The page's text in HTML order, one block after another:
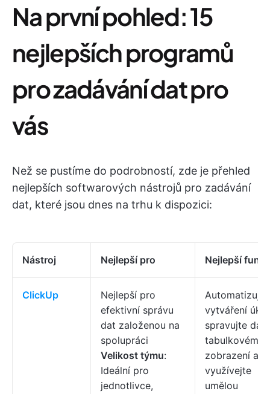
Na první pohled: 15
nejlepších programů
pro zadávání dat pro
vás
Než se pustíme do podrobností, zde je přehled
nejlepších softwarových nástrojů pro zadávání
dat, které jsou dnes na trhu k dispozici:
Nástroj Nejlepší pro Nejlepší
ClickUp
Nejlepší pro
efektivní správu
dat založenou na
spolupráci
Velikost týmu:
Ideální pro
jednotlivce,
Automatizujte
vytváření
spravujte
tabulkovém
zobrazení a
využívejte
umělou